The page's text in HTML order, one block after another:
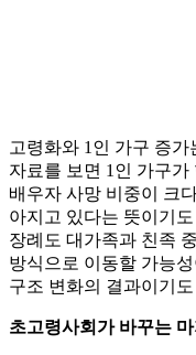
고령화와 1인 가구 증
자료를 보면 1인 가구
배우자 사망 비중이 크
아지고 있다는 뜻이기
장례도 대가족과 친족
방식으로 이동할 가능
구조 변화의 결과이기
초고령사회가 바꾸는 마